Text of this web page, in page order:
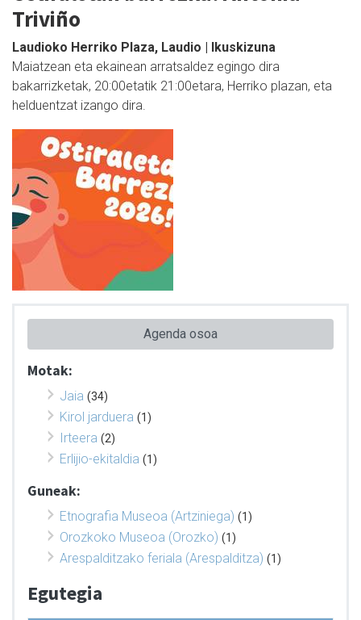
Triviño
Laudioko Herriko Plaza, Laudio | Ikuskizuna
Maiatzean eta ekainean arratsaldez egingo dira
bakarrizketak, 20:00etatik 21:00etara, Herriko plazan, eta
helduentzat izango dira.
Agenda osoa
Motak:
Jaia (34)
Kirol jarduera (1)
Irteera (2)
Erlijio-ekitaldia (1)
Guneak:
Etnografia Museoa (Artziniega) (1)
Orozkoko Museoa (Orozko) (1)
Arespalditzako feriala (Arespalditza) (1)
Egutegia